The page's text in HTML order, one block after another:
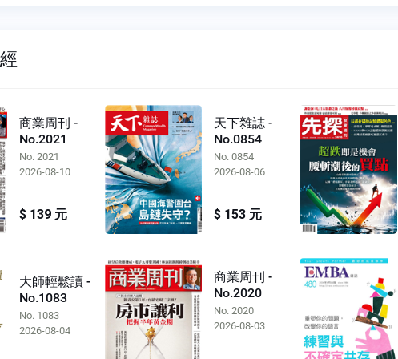
商業周刊 -
No.2021
No. 2021
2026-08-10
$ 139 元
天下雜誌 -
No.0854
No. 0854
2026-08-06
$ 153 元
大師輕鬆讀 -
No.1083
No. 1083
2026-08-04
商業周刊 -
No.2020
No. 2020
2026-08-03